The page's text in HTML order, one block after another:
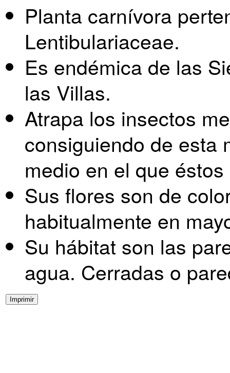
Planta carnívora
Lentibulariaceae.
Es endémica de las
las Villas.
Atrapa los insectos
consiguiendo de esta
medio en el que
Sus flores son de
habitualmente en
Su hábitat son las
agua. Cerradas o